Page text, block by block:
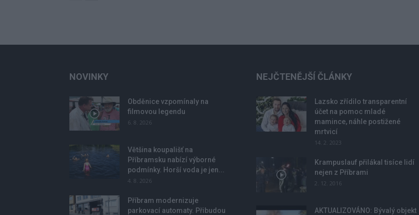
NOVINKY
Obděnice vzpomínaly na
filmovou legendu
6. 8. 2026
Většina koupališť na
Příbramsku nabízí výborné
podmínky. Horší voda je jen...
4. 8. 2026
Příbram modernizuje
parkovací automaty. Přibudou
NEJČTENĚJŠÍ ČLÁNKY
Lazsko zřídilo transparentní
účet na pomoc mladé
mamince, náhle postižené
mrtvicí
14. 2. 2023
Krampuslauf přilákal tisíce lidí
nejen z Příbrami
2. 12. 2016
AKTUALIZOVÁNO: Bývalý objekt